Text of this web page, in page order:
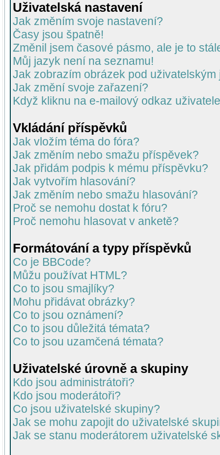
Uživatelská nastavení
Jak změním svoje nastavení?
Časy jsou špatně!
Změnil jsem časové pásmo, ale je to
Můj jazyk není na seznamu!
Jak zobrazím obrázek pod uživatelským
Jak změní svoje zařazení?
Když kliknu na e-mailový odkaz
Vkládání příspěvků
Jak vložím téma do fóra?
Jak změním nebo smažu příspěvek?
Jak přidám podpis k mému příspěvku?
Jak vytvořím hlasování?
Jak změním nebo smažu hlasování?
Proč se nemohu dostat k fóru?
Proč nemohu hlasovat v anketě?
Formátování a typy příspěvků
Co je BBCode?
Můžu používat HTML?
Co to jsou smajlíky?
Mohu přidávat obrázky?
Co to jsou oznámení?
Co to jsou důležitá témata?
Co to jsou uzamčená témata?
Uživatelské úrovně a skupiny
Kdo jsou administrátoři?
Kdo jsou moderátoři?
Co jsou uživatelské skupiny?
Jak se mohu zapojit do uživatelské
Jak se stanu moderátorem uživatelské